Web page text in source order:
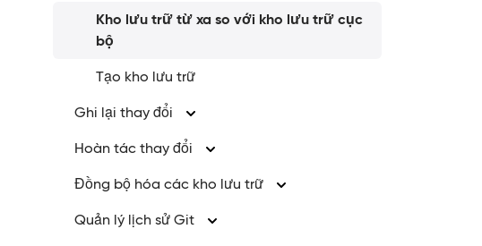
Kho lưu trữ từ xa so với kho lưu trữ cục
bộ
Tạo kho lưu trữ
Ghi lại thay đổi
Hoàn tác thay đổi
Đồng bộ hóa các kho lưu trữ
Quản lý lịch sử Git